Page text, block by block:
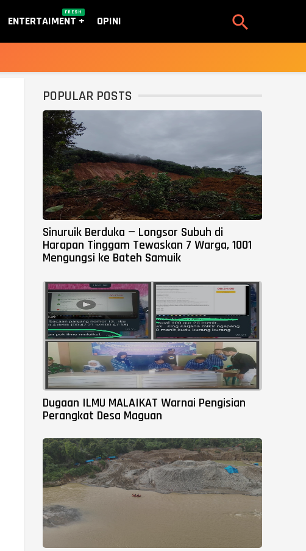
ENTERTAIMENT
FRESH
OPINI 
POPULAR POSTS
Sinuruik Berduka — Longsor Subuh di
Harapan Tinggam Tewaskan 7 Warga, 1001
Mengungsi ke Bateh Samuik
Dugaan ILMU MALAIKAT Warnai Pengisian
Perangkat Desa Maguan